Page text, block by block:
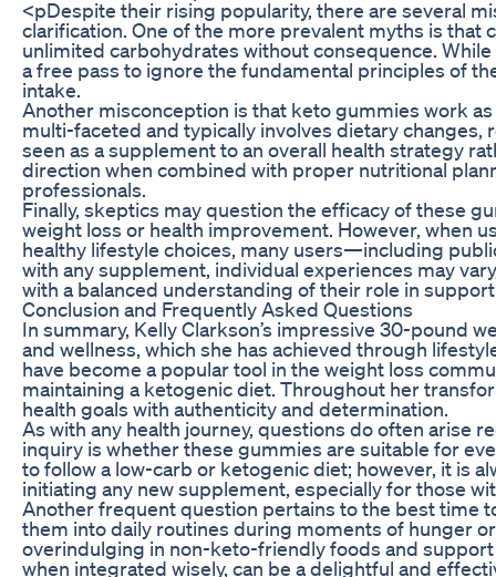
<pDespite their rising popularity, there are several
clarification. One of the more prevalent myths is
unlimited carbohydrates without consequence.
a free pass to ignore the fundamental principles of
intake.
Another misconception is that keto gummies work
multi-faceted and typically involves dietary
seen as a supplement to an overall health strategy
direction when combined with proper nutritional
professionals.
Finally, skeptics may question the efficacy of these
weight loss or health improvement. However, when
healthy lifestyle choices, many users—including
with any supplement, individual experiences may
with a balanced understanding of their role in
Conclusion and Frequently Asked Questions
In summary, Kelly Clarkson’s impressive 30-pound
and wellness, which she has achieved through
have become a popular tool in the weight loss
maintaining a ketogenic diet. Throughout her
health goals with authenticity and determination.
As with any health journey, questions do often arise
inquiry is whether these gummies are suitable for
to follow a low-carb or ketogenic diet; however, it is
initiating any new supplement, especially for those
Another frequent question pertains to the best time
them into daily routines during moments of hunger
overindulging in non-keto-friendly foods and
when integrated wisely, can be a delightful and